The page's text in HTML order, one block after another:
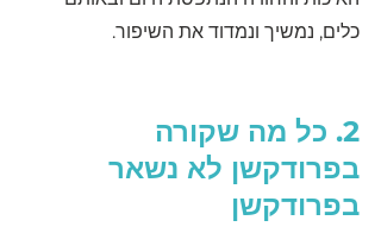
כלים, נמשיך ונמדוד את השיפור.
2. כל מה שקורה
בפרודקשן לא נשאר
בפרודקשן